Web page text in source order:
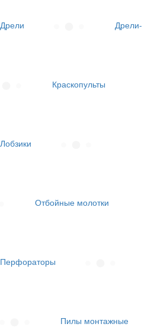
Дрели Дрели-
Краскопульты
Лобзики
Отбойные молотки
Перфораторы
Пилы монтажные